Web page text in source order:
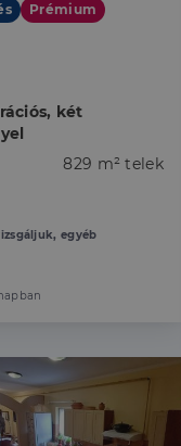
Prémium
két
829 m² telek
egyéb